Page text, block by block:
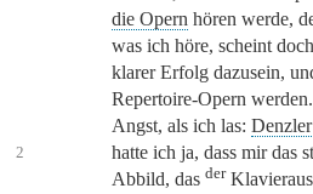
die Opern hören werde,
was ich höre, scheint
klarer Erfolg dazusein,
Repertoire-Opern
Angst, als ich las: Denzler
hatte ich ja, dass mir das
Abbild, das der
2